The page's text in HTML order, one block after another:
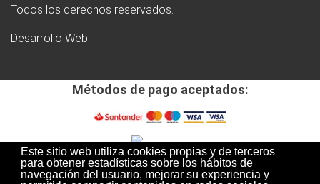
Este sitio web utiliza cookies propias y de terceros
para obtener estadísticas sobre los hábitos de
navegación del usuario, mejorar su experiencia y
Todos los derechos reservados.
Desarrollo Web
Métodos de pago aceptados: